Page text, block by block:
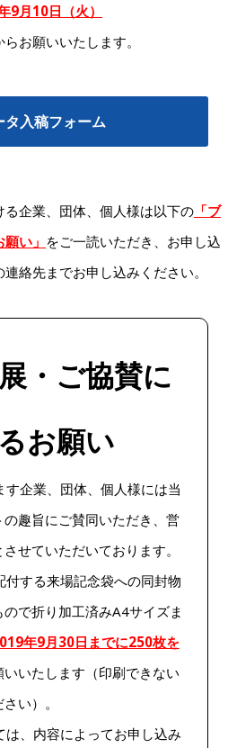
9月10日（火）
お願いいたします。
タ入稿フォーム
企業、団体、個人様は以下の 「ブ
い」 をご一読いただき、お申し込
絡先までお申し込みください。
・ご協賛に
お願い
す企業、団体、個人様には当
趣旨にご賛同いただき、営
せていただいております。
付する来場記念袋への同封物
で折り加工済みA4サイズま
年9月30日までに250枚を
いいたします（印刷できない
い）。
は、内容によってお申し込み